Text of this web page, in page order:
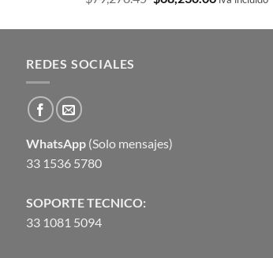
con
original
actual
REDES SOCIALES
WhatsApp (Solo mensajes)
33 1536 5780
SOPORTE TECNICO:
33 1081 5094